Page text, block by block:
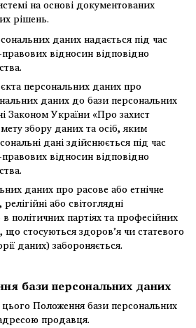
на основі документованих
рішень.
даних надається під час
відносин відповідно
персональних даних про
даних до бази персональних
Законом України «Про захист
збору даних та осіб, яким
дані здійснюється під час
відносин відповідно
даних про расове або етнічне
або світоглядні
політичних партіях та професійних
що стосуються здоров’я чи статевого
даних) забороняється.
бази персональних даних
цього Положення бази персональних
продавця.